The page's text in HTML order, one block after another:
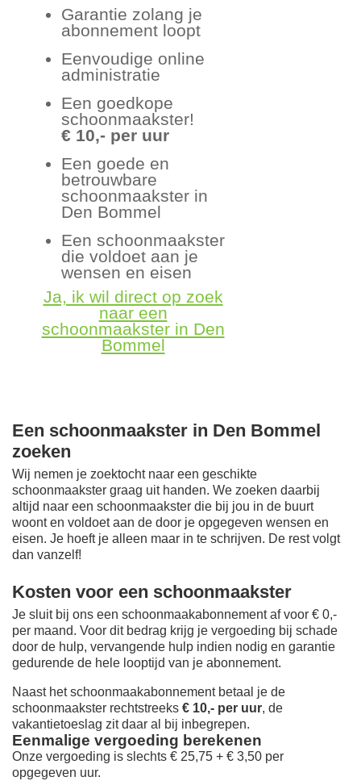
Garantie zolang je
abonnement loopt
Eenvoudige online
administratie
Een goedkope
schoonmaakster!
€ 10,- per uur
Een goede en
betrouwbare
schoonmaakster in
Den Bommel
Een schoonmaakster
die voldoet aan je
wensen en eisen
Ja, ik wil direct op zoek
naar een
schoonmaakster in Den
Bommel
Een schoonmaakster in Den Bommel
zoeken
Wij nemen je zoektocht naar een geschikte
schoonmaakster graag uit handen. We zoeken daarbij
altijd naar een schoonmaakster die bij jou in de buurt
woont en voldoet aan de door je opgegeven wensen en
eisen. Je hoeft je alleen maar in te schrijven. De rest volgt
dan vanzelf!
Kosten voor een schoonmaakster
Je sluit bij ons een schoonmaakabonnement af voor € 0,-
per maand. Voor dit bedrag krijg je vergoeding bij schade
door de hulp, vervangende hulp indien nodig en garantie
gedurende de hele looptijd van je abonnement.
Naast het schoonmaakabonnement betaal je de
schoonmaakster rechtstreeks € 10,- per uur, de
vakantietoeslag zit daar al bij inbegrepen.
Eenmalige vergoeding berekenen
Onze vergoeding is slechts € 25,75 + € 3,50 per
opgegeven uur.